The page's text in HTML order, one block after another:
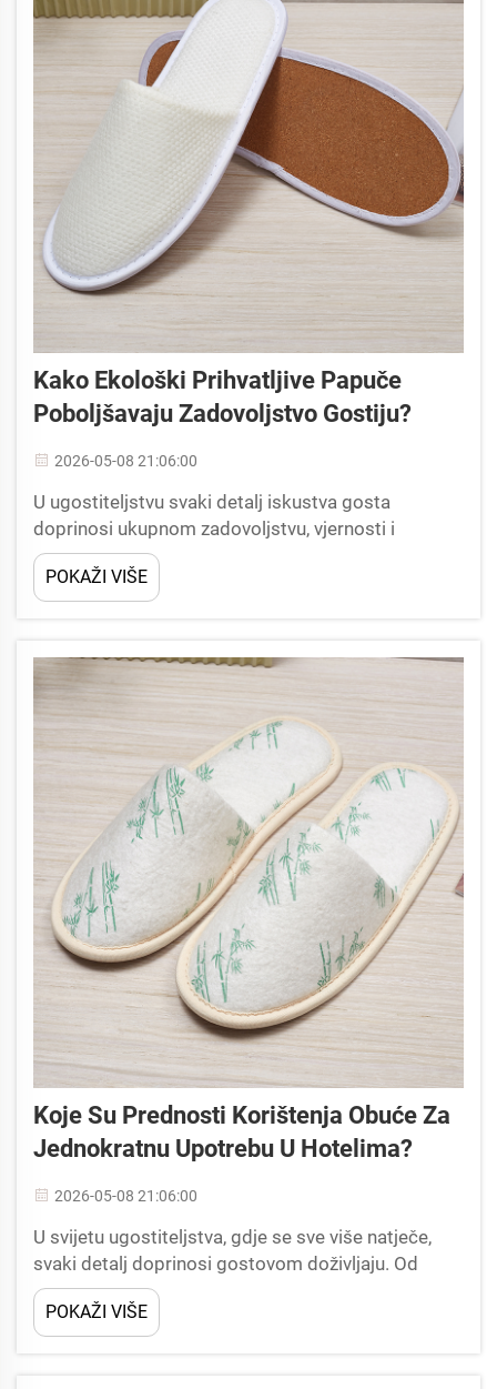
Kako Ekološki Prihvatljive Papuče
Poboljšavaju Zadovoljstvo Gostiju?
2026-05-08 21:06:00
U ugostiteljstvu svaki detalj iskustva gosta
doprinosi ukupnom zadovoljstvu, vjernosti i
ponovljenim rezervacijama. Od mekane posteljine
do kvalitete ugodnosti u sobi, gosti primjećuju i
cijene pažljiv dodir...
POKAŽI VIŠE
Koje Su Prednosti Korištenja Obuće Za
Jednokratnu Upotrebu U Hotelima?
2026-05-08 21:06:00
U svijetu ugostiteljstva, gdje se sve više natječe,
svaki detalj doprinosi gostovom doživljaju. Od
broja niti do temperature u sobi, hoteli stalno traže
načine da povećaju udobnost i stvore lojalnost
brendu. Među mnogim odlukama o udobnostima...
POKAŽI VIŠE